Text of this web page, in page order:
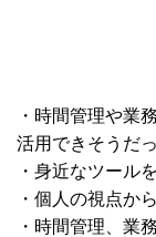
・時間管理や業
活用できそうだ
・身近なツール
・個人の視点か
・時間管理、業